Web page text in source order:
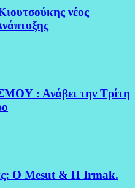
νέος
: Ανάβει την Τρίτη
O Mesut & Η Irmak.